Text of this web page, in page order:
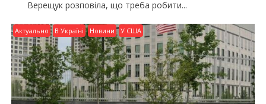
Верещук розповіла, що треба робити...
Актуально В Україні Новини У США